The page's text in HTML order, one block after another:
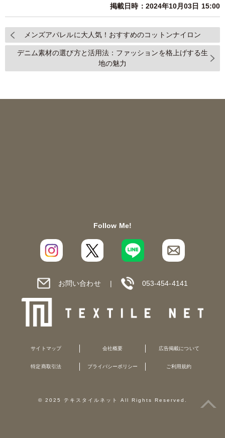
掲載日時：2024年10月03日 15:00
メンズアパレルに大人気！おすすめのコットンナイロン
デニム素材の選び方と活用法：ファッションを格上げする生
地の魅力
Follow Me!
お問い合わせ 053-454-4141
サイトマップ 会社概要 広告掲載について
特定商取引法 プライバシーポリシー ご利用規約
© 2025 テキスタイルネット All Rights Reserved.